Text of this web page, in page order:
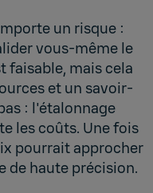
un risque :
vous-même le
faisable, mais cela
et un savoir-
: l'étalonnage
les coûts. Une fois
pourrait approcher
de haute précision.